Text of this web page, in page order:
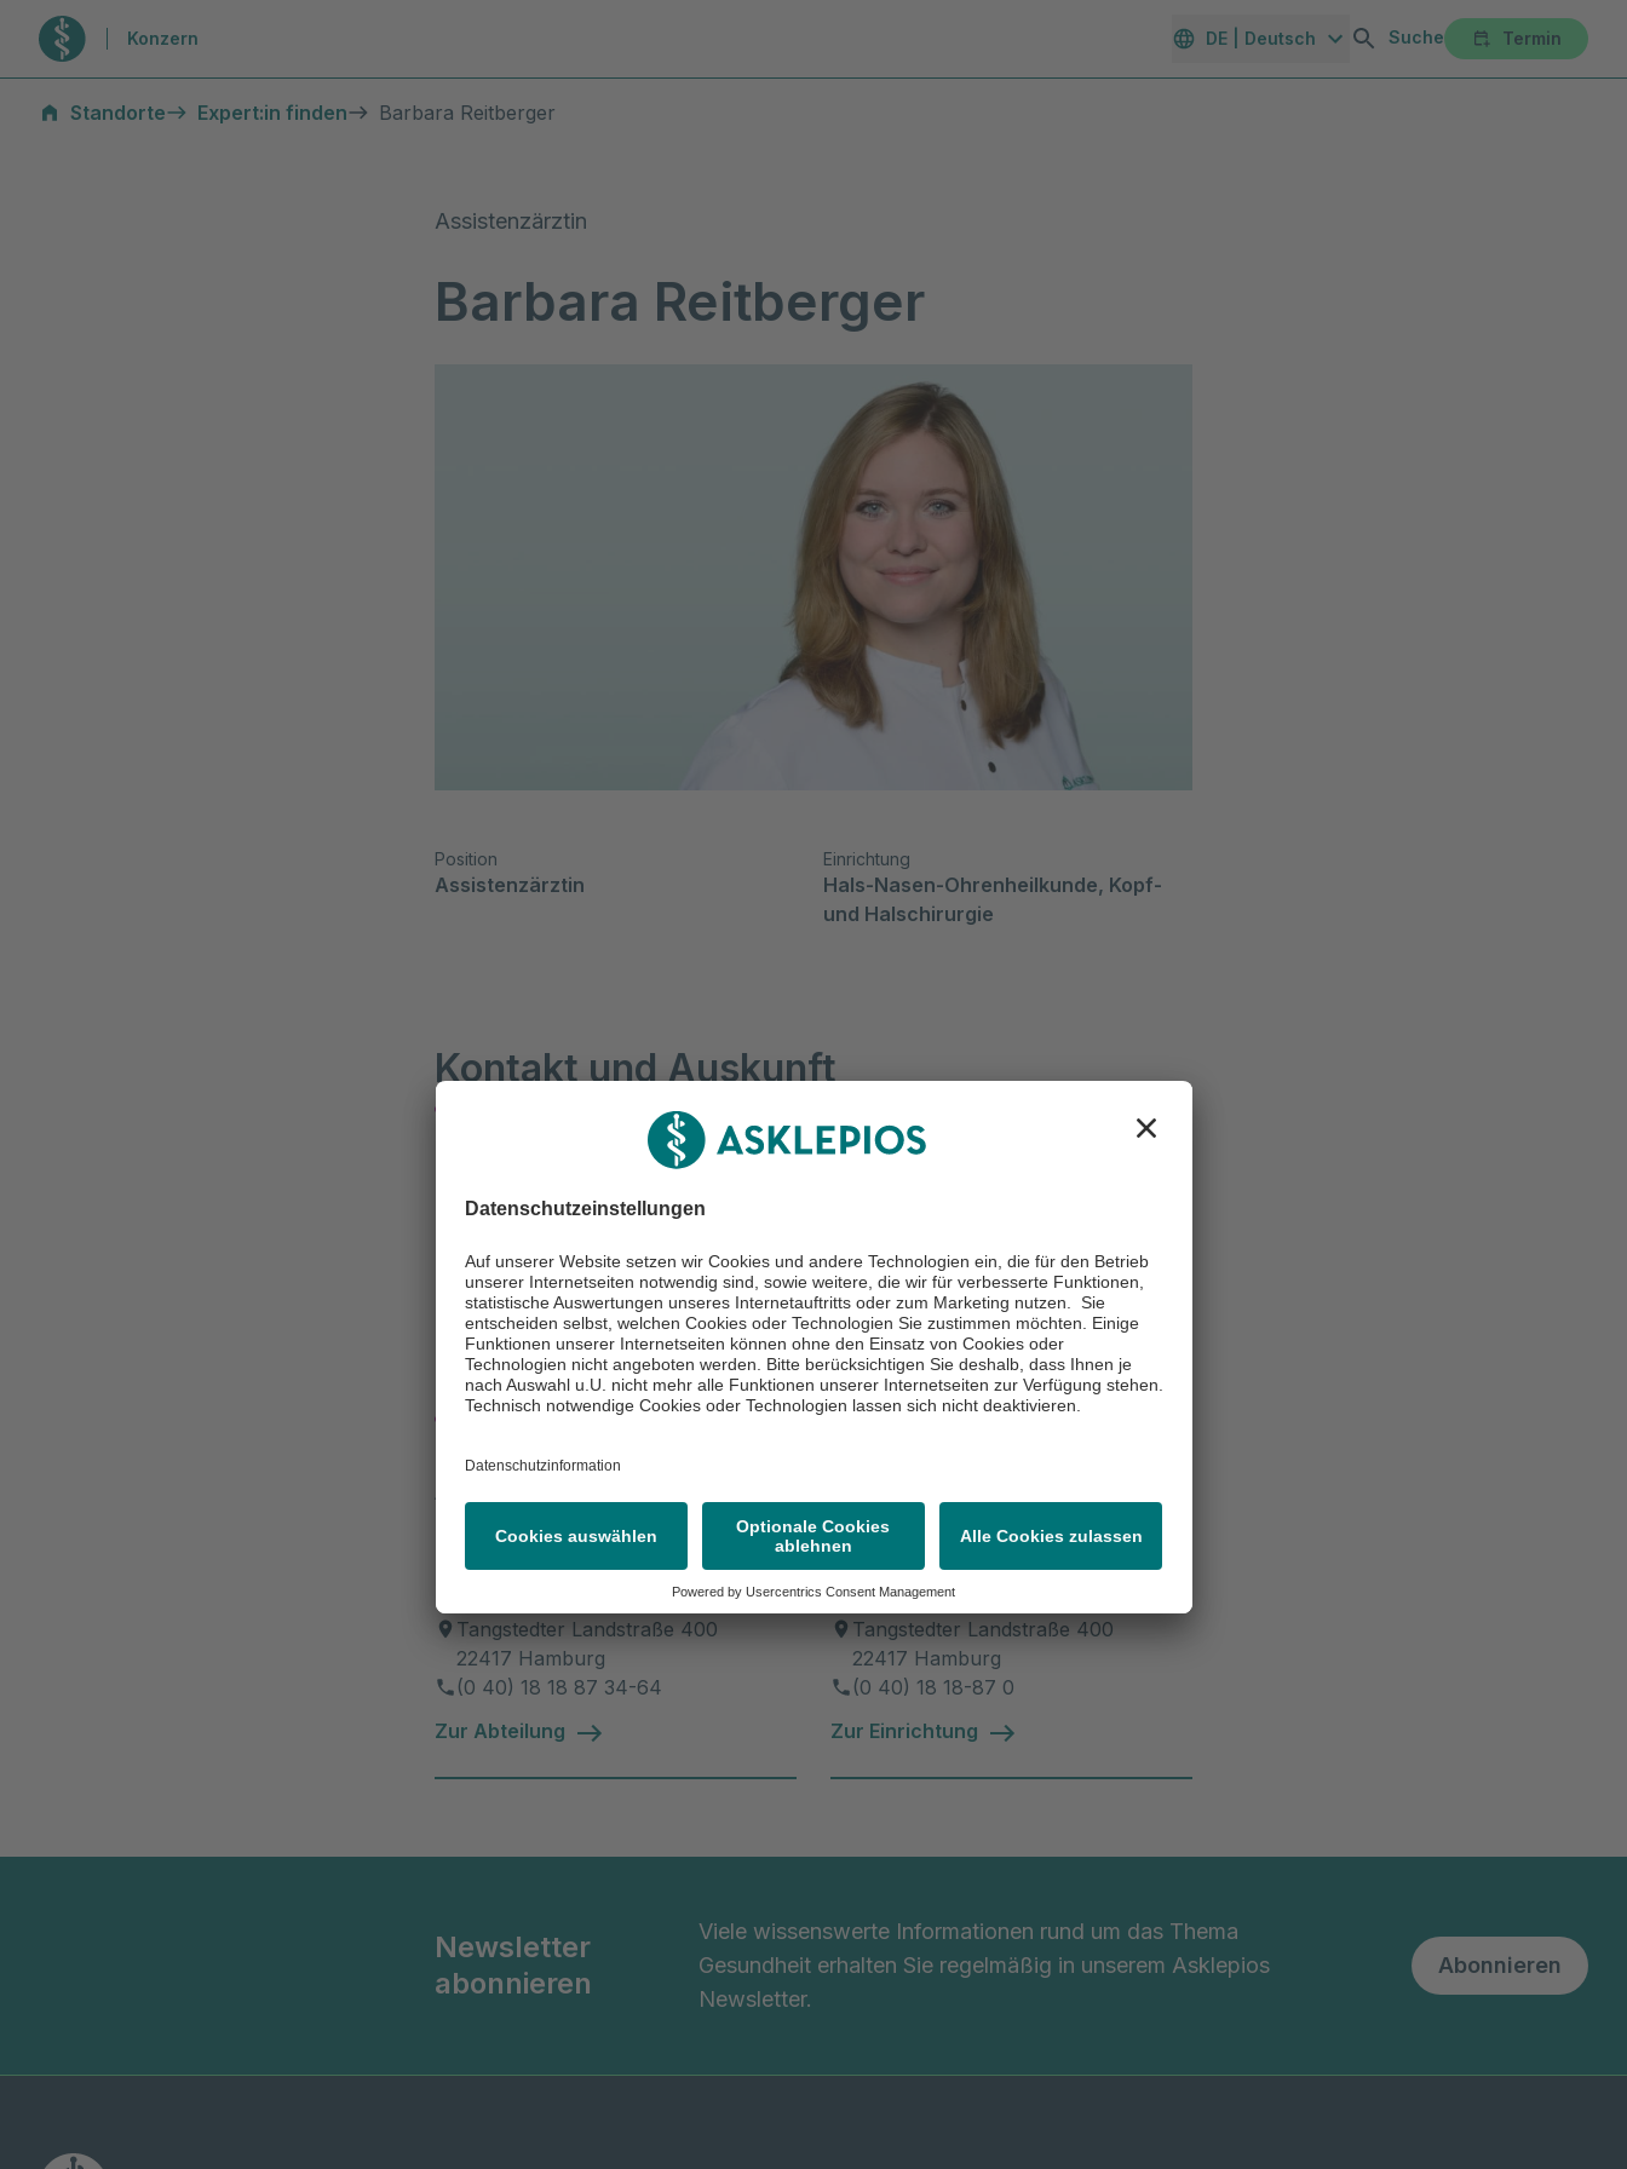
Zur Startseite
Konzern DE | Deutsch Suche Termin
Standorte
Expert:in finden Barbara Reitberger
Assistenzärztin
Barbara Reitberger
Position
Assistenzärztin
Einrichtung
Hals-Nasen-Ohrenheilkunde, Kopf-
und Halschirurgie
Kontakt und Auskunft
Nachricht schreiben
+49 40 181887-3464
Kliniken
Asklepios Klinik Nord - Heidberg
Hals-Nasen-
Ohrenheilkunde, Kopf-
und Halschirurgie
Tangstedter Landstraße 400
22417 Hamburg
(0 40) 18 18 87 34-64
Zur Abteilung
Asklepios Klinik Nord -
Heidberg
Tangstedter Landstraße 400
22417 Hamburg
(0 40) 18 18-87 0
Zur Einrichtung
Newsletter
abonnieren
Viele wissenswerte Informationen rund um das Thema
Gesundheit erhalten Sie regelmäßig in unserem Asklepios
Newsletter.
Abonnieren